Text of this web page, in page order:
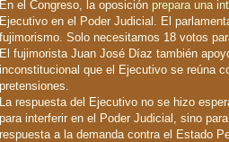
En el Congreso, la oposición prepara una
Ejecutivo en el Poder Judicial. El
fujimorismo. Solo necesitamos 18 votos
El fujimorista Juan José Díaz también
inconstitucional que el Ejecutivo se reúna
pretensiones.
La respuesta del Ejecutivo no se hizo
para interferir en el Poder Judicial, sino
respuesta a la demanda contra el Estado